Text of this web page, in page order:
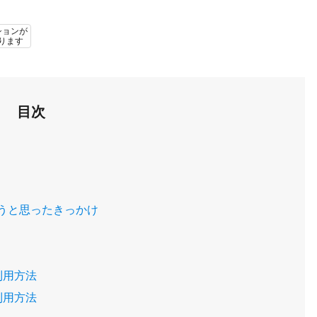
ョンが
ます
目次
と思ったきっかけ
用方法
用方法